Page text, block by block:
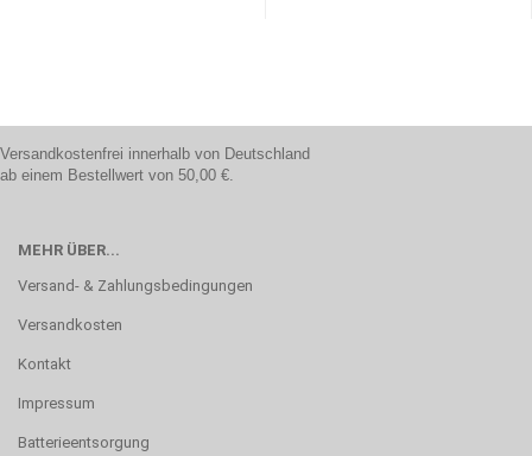
Versandkostenfrei innerhalb von Deutschland
ab einem Bestellwert von 50,00 €.
MEHR ÜBER...
Versand- & Zahlungsbedingungen
Versandkosten
Kontakt
Impressum
Batterieentsorgung